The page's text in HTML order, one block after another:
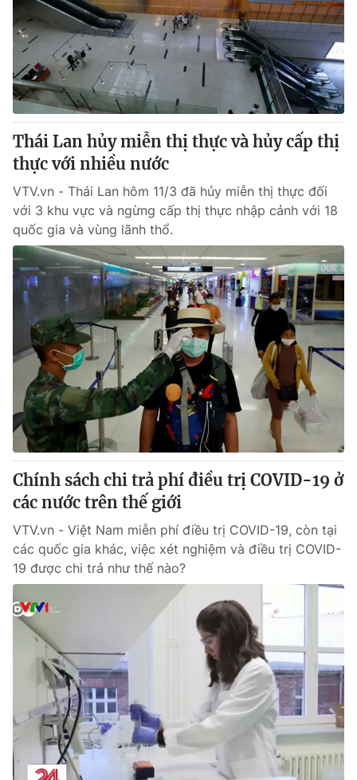
Thái Lan hủy miễn thị thực và hủy cấp thị
thực với nhiều nước
VTV.vn - Thái Lan hôm 11/3 đã hủy miễn thị thực đối
với 3 khu vực và ngừng cấp thị thực nhập cảnh với 18
quốc gia và vùng lãnh thổ.
Chính sách chi trả phí điều trị COVID-19 ở
các nước trên thế giới
VTV.vn - Việt Nam miễn phí điều trị COVID-19, còn tại
các quốc gia khác, việc xét nghiệm và điều trị COVID-
19 được chi trả như thế nào?